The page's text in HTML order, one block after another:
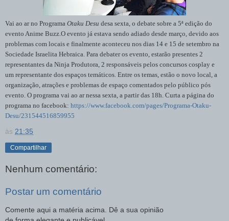
Vai ao ar no Programa Otaku Desu desa sexta, o debate sobre a 5ª edição do
evento Anime Buzz.O evento já estava sendo adiado desde março, devido aos
problemas com locais e finalmente aconteceu nos dias 14 e 15 de setembro na
Sociedade Israelita Hebraica. Para debater os evento, estarão presentes 2
representantes da Ninja Produtora, 2 responsáveis pelos concursos cosplay e
um representante dos espaços temáticos. Entre os temas, estão o novo local, a
organização, atrações e problemas de espaço comentados pelo público pós
evento. O programa vai ao ar nessa sexta, a partir das 18h. Curta a página do
programa no facebook: https://www.facebook.com/pages/Programa-Otaku-
Desu/231544516859955
às 21:35
Compartilhar
Nenhum comentário:
Postar um comentário
Comente aqui a matéria acima. Dê a sua opinião